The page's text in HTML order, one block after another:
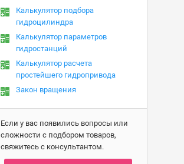
Калькулятор подбора
гидроцилиндра
Калькулятор параметров
гидростанций
Калькулятор расчета
простейшего гидропривода
Закон вращения
Если у вас появились вопросы или
сложности с подбором товаров,
свяжитесь с консультантом.